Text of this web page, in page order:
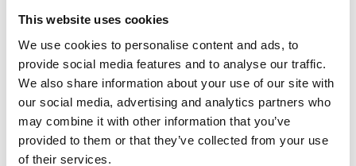
This website uses cookies
We use cookies to personalise content and ads, to
provide social media features and to analyse our traffic.
We also share information about your use of our site with
our social media, advertising and analytics partners who
may combine it with other information that you’ve
provided to them or that they’ve collected from your use
of their services.
Conditie Gereviseerd
Artikelnummer 031003142438700
Groep Onderdelen